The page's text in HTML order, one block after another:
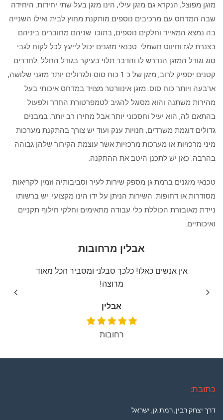
מזגן מפוצל, הנקרא גם מזגן עילי, הינו מזגן בעל שתי יחידות. היחידה
שבה המדחס עם מרכיבים נוספים מותקנת מחוץ לבית ואילו השנייה
בה נמצא המאייד וחלקים נוספים, בתוכו. שניהם מחוברים ביניהם
בצנרת לגז וחיווט חשמלי. טכנאי מזגנים יכול לייעץ לכל לקוח לגבי
סוג וגודל המזגן הנדרש לו והדבר תלוי בעיקר בגודל החלל. לחדרים
קטנים יספיק לרוב, מזגן של כ 1 כוח סוס ולגדולים יותר מזגני שלושה,
ארבעה ויותר כוח סוס. מזגן אינוורטר מצויד במדחס איכותי בעל
מהירות משתנה והוא מסוגל להגיב לטמפרטורת החדר ולפעול
בהתאם לה, הוא יעיל וחסכוני יותר אבל מחירו רב יותר. במבנים
גדולים דוגמת משרדים, חנויות ענק ועוד יש צורך בהתקנת מערכות
מיני מרכזיות או מערכות מרכזיות אשר עוצמת הקירור שלהן גבוהה
בהרבה. כאן יש לתכנן היטב את ההתקנה.
טכנאי מזגנים ברמת גן מספק שירות לעיר וסביבותיה וזמין לקריאות
מסודרות או דחופות. השירות הניתן על ידו הינו מקצועי. יש ברשותו
ניידת מאובזרת הכוללת כלי עבודה מתאימים וחלקי חילוף תקניים
ואיכותיים.
אבלין מרחובות
אין אנשים כאלו! כלכך סבלני ומסביר הכל מאוד
מרוצה!
אבלין
רחובות
כתובת:
דרך יצחק רבין, רמת גן, ישראל